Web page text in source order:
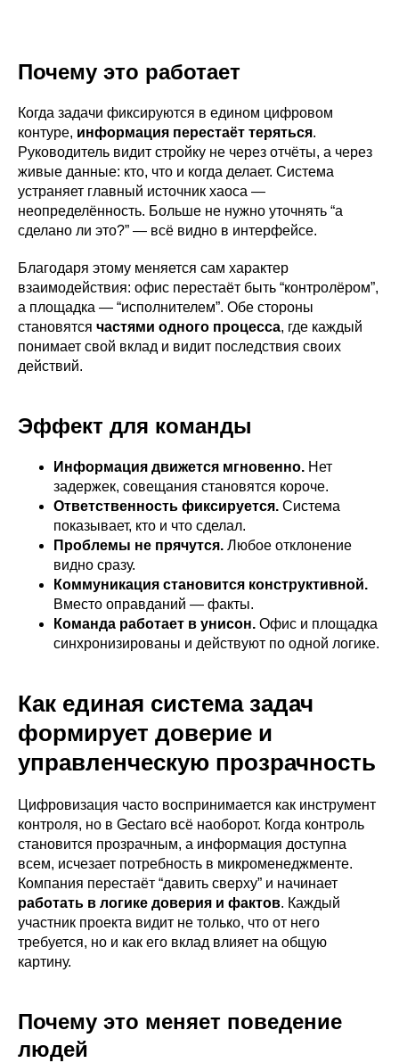
Почему это работает
Когда задачи фиксируются в едином цифровом
контуре, информация перестаёт теряться.
Руководитель видит стройку не через отчёты, а через
живые данные: кто, что и когда делает. Система
устраняет главный источник хаоса —
неопределённость. Больше не нужно уточнять “а
сделано ли это?” — всё видно в интерфейсе.
Благодаря этому меняется сам характер
взаимодействия: офис перестаёт быть “контролёром”,
а площадка — “исполнителем”. Обе стороны
становятся частями одного процесса, где каждый
понимает свой вклад и видит последствия своих
действий.
Эффект для команды
Информация движется мгновенно. Нет
задержек, совещания становятся короче.
Ответственность фиксируется. Система
показывает, кто и что сделал.
Проблемы не прячутся. Любое отклонение
видно сразу.
Коммуникация становится конструктивной.
Вместо оправданий — факты.
Команда работает в унисон. Офис и площадка
синхронизированы и действуют по одной логике.
Как единая система задач
формирует доверие и
управленческую прозрачность
Цифровизация часто воспринимается как инструмент
контроля, но в Gectaro всё наоборот. Когда контроль
становится прозрачным, а информация доступна
всем, исчезает потребность в микроменеджменте.
Компания перестаёт “давить сверху” и начинает
работать в логике доверия и фактов. Каждый
участник проекта видит не только, что от него
требуется, но и как его вклад влияет на общую
картину.
Почему это меняет поведение
людей